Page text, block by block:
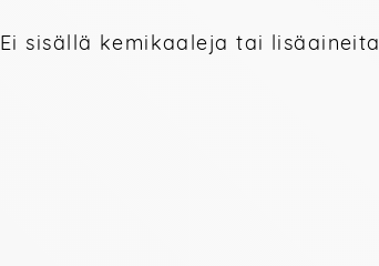
Ei sisällä kemikaaleja tai lisäaineita